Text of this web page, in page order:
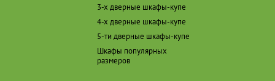
3-х дверные шкафы-купе
4-х дверные шкафы-купе
5-ти дверные шкафы-купе
Шкафы популярных
размеров